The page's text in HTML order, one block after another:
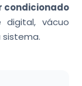
condicionado
digital, vácuo